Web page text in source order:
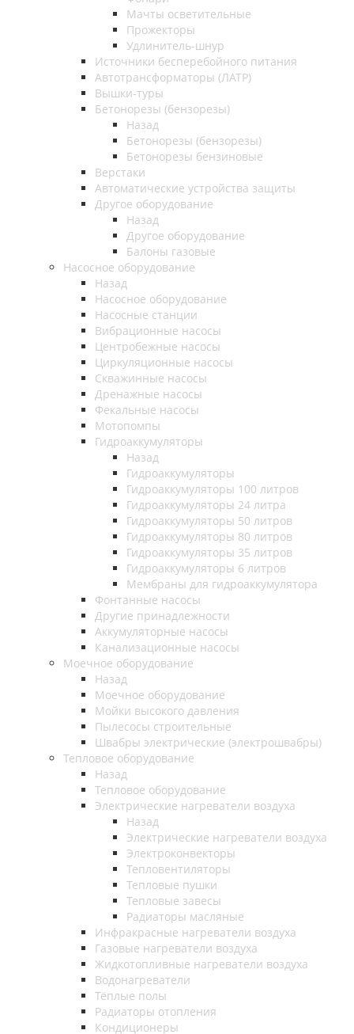
Мачты осветительные
Прожекторы
Удлинитель-шнур
Источники бесперебойного питания
Автотрансформаторы (ЛАТР)
Вышки-туры
Бетонорезы (бензорезы)
Назад
Бетонорезы (бензорезы)
Бетонорезы бензиновые
Верстаки
Автоматические устройства защиты
Другое оборудование
Назад
Другое оборудование
Балоны газовые
Насосное оборудование
Назад
Насосное оборудование
Насосные станции
Вибрационные насосы
Центробежные насосы
Циркуляционные насосы
Скважинные насосы
Дренажные насосы
Фекальные насосы
Мотопомпы
Гидроаккумуляторы
Назад
Гидроаккумуляторы
Гидроаккумуляторы 100 литров
Гидроаккумуляторы 24 литра
Гидроаккумуляторы 50 литров
Гидроаккумуляторы 80 литров
Гидроаккумуляторы 35 литров
Гидроаккумуляторы 6 литров
Мембраны для гидроаккумулятора
Фонтанные насосы
Другие принадлежности
Аккумуляторные насосы
Канализационные насосы
Моечное оборудование
Назад
Моечное оборудование
Мойки высокого давления
Пылесосы строительные
Швабры электрические (электрошвабры)
Тепловое оборудование
Назад
Тепловое оборудование
Электрические нагреватели воздуха
Назад
Электрические нагреватели воздуха
Электроконвекторы
Тепловентиляторы
Тепловые пушки
Тепловые завесы
Радиаторы масляные
Инфракрасные нагреватели воздуха
Газовые нагреватели воздуха
Жидкотопливные нагреватели воздуха
Водонагреватели
Тёплые полы
Радиаторы отопления
Кондиционеры